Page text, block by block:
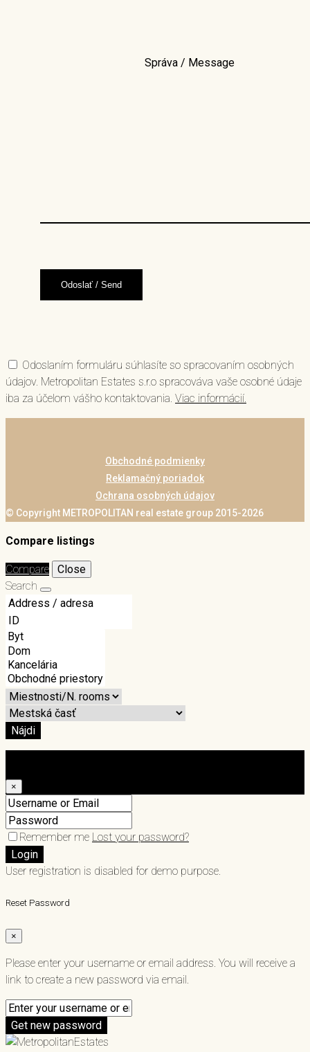
Správa / Message
Odoslaním formuláru súhlasíte so spracovaním osobných
údajov. Metropolitan Estates s.r.o spracováva vaše osobné údaje
iba za účelom vášho kontaktovania. Viac informácií.
Obchodné podmienky
Reklamačný poriadok
Ochrana osobných údajov
© Copyright METROPOLITAN real estate group 2015-2026
Compare listings
Compare
Close
Search
Nájdi
×
Remember me Lost your password?
Login
User registration is disabled for demo purpose.
Reset Password
×
Please enter your username or email address. You will receive a
link to create a new password via email.
Get new password